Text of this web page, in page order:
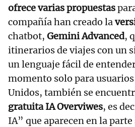
ofrece varias propuestas
compañía han creado la
chatbot, Gemini Advanced,
itinerarios de viajes con un
un lenguaje fácil de
momento solo para
Unidos, también se
gratuita IA Overviwes, es
IA” que aparecen en la